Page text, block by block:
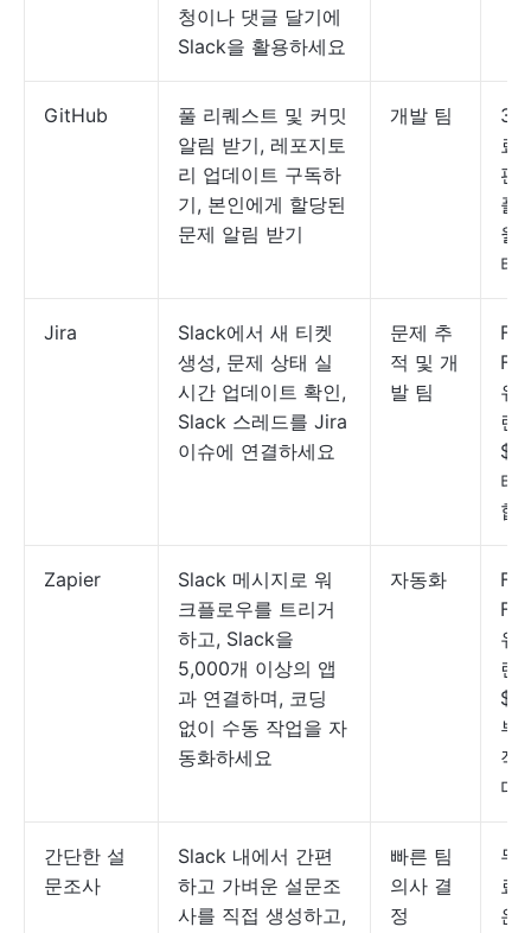
청이나 댓글 달기에
Slack을 활용하세요
GitHub
풀 리퀘스트 및 커밋
알림 받기, 레포지토
리 업데이트 구독하
기, 본인에게 할당된
문제 알림 받기
개발 팀
30
료
판;
플
월
터
Jira
Slack에서 새 티켓
생성, 문제 상태 실
시간 업데이트 확인,
Slack 스레드를 Jira
이슈에 연결하세요
문제 추
적 및 개
발 팀
유
랜
터
합
Zapier
Slack 메시지로 워
크플로우를 트리거
하고, Slack을
5,000개 이상의 앱
과 연결하며, 코딩
없이 수동 작업을 자
동화하세요
자동화
유
랜
부
작
다
간단한 설
문조사
Slack 내에서 간편
하고 가벼운 설문조
사를 직접 생성하고,
빠른 팀
의사 결
정
무
료
은